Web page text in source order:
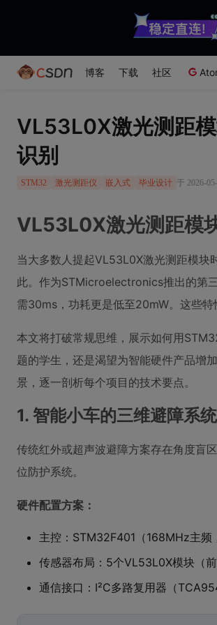
博客 下载 社区
VL53L0X激光测距
识别
STM32 激光测距仪 嵌入式 毕业设计 于 2026-
VL53L0X激光测距模
当大多数人提起VL53L0X激光测距模
此。作为STMicroelectronics推出的第
需30ms，功耗更是低至20mW。这些特
本文将打破常规思维，展示如何用
题的学生，还是渴望为智能硬件产品增
景，逐一剖析每个项目的技术要点。
1. 智能小车的三维避障系统
传统红外或超声波避障方案存在角度盲
位防护系统。
硬件配置方案：
主控：STM32F401（168MHz主频
传感器布局：5个VL53L0X模块（前
通信接口：I²C多路复用器（